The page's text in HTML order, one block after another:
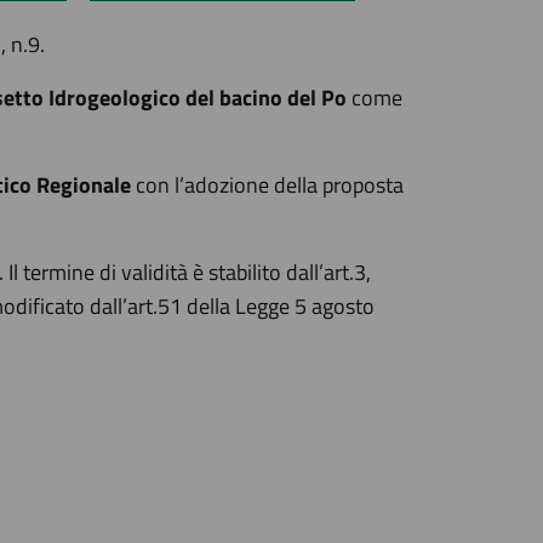
n.9.
Idrogeologico del bacino del Po come
Regionalecon l’adozione della proposta
termine di validità è stabilito dall’art.3,
dall’art.51 della Legge 5 agosto